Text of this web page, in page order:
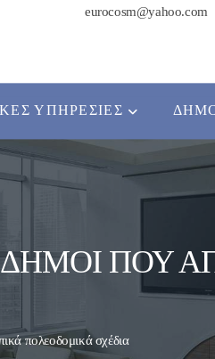
eurocosm@yahoo.com
ΥΠΗΡΕΣΊΕΣ
ΠΟΥ
πολεοδομικά σχέδια